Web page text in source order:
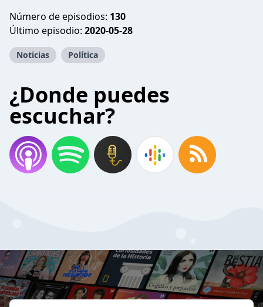
Número de episodios: 130
Último episodio: 2020-05-28
Noticias Política
¿Donde puedes
escuchar?